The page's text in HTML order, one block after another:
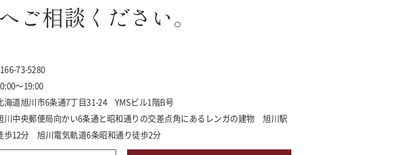
ご相談ください。
73-5280
～19:00
海道旭川市6条通7丁目31-24 YMSビル1階B号
川中央郵便局向かい6条通と昭和通りの交差点角にあるレンガの建物 旭川駅
歩12分 旭川電気軌道6条昭和通り徒歩2分